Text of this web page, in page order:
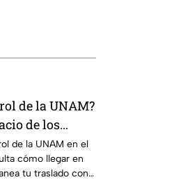
de la UNAM?
de los
y Metrobús
de la UNAM en el
cómo llegar en
tu traslado con